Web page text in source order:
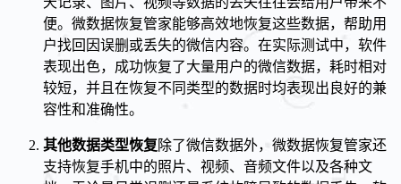
便。微数据恢复管家能够高效地恢复这些数据，帮助用
户找回因误删或丢失的微信内容。在实际测试中，软件
表现出色，成功恢复了大量用户的微信数据，耗时相对
较短，并且在恢复不同类型的数据时均表现出良好的兼
容性和准确性。
其他数据类型恢复除了微信数据外，微数据恢复管家还
支持恢复手机中的照片、视频、音频文件以及各种文